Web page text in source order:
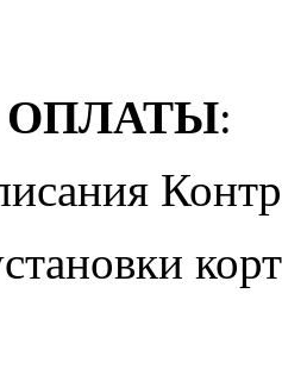
ОПЛАТЫ: